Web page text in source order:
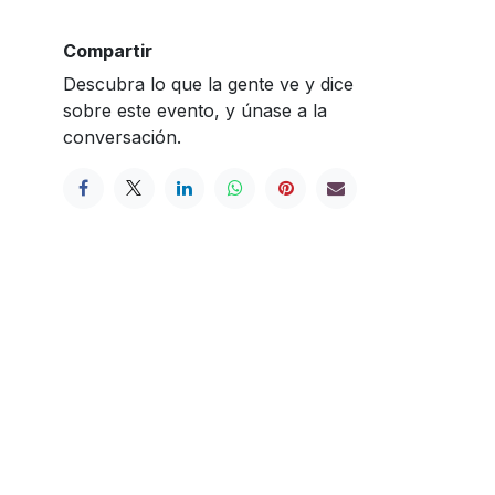
Compartir
Descubra lo que la gente ve y dice
sobre este evento, y únase a la
conversación.